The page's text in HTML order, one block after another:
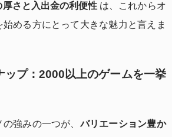
厚さと入出金の利便性 は、これからオ
始める方にとって大きな魅力と言えま
ップ：2000以上のゲームを一挙
の強みの一つが、バリエーション豊か